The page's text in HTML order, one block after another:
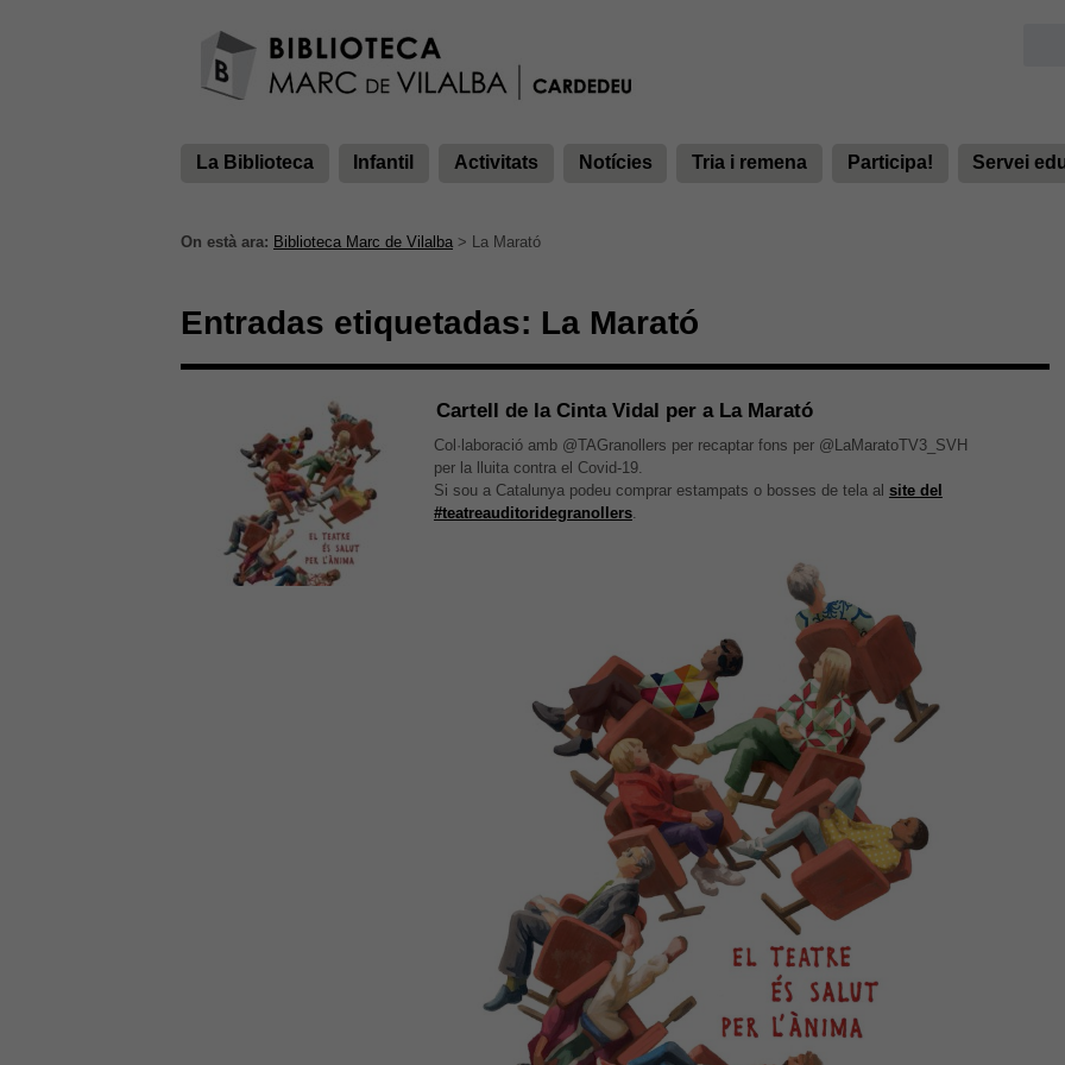
La Biblioteca Infantil Activitats Notícies Tria i remena Participa! Servei
On està ara: Biblioteca Marc de Vilalba > La Marató
Entradas etiquetadas: La Marató
Cartell de la Cinta Vidal per a La Marató
Col·laboració amb @TAGranollers per recaptar fons per @LaMaratoTV3_SVH
per la lluita contra el Covid-19.
Si sou a Catalunya podeu comprar estampats o bosses de tela al site del
#teatreauditoridegranollers.